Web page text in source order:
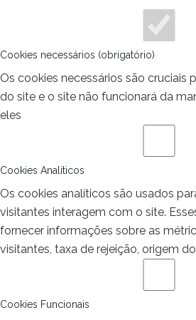
Cookies necessários (obrigatório)
Os cookies necessários são cruciais
do site e o site não funcionará da
eles
Cookies Analíticos
Os cookies analíticos são usados
visitantes interagem com o site.
fornecer informações sobre as
visitantes, taxa de rejeição, origem
Cookies Funcionais